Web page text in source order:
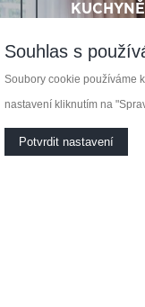
Souhlas s
Soubory cookie používáme
nastavení kliknutím na
Potvrdit nastavení
KUCHYNĚ